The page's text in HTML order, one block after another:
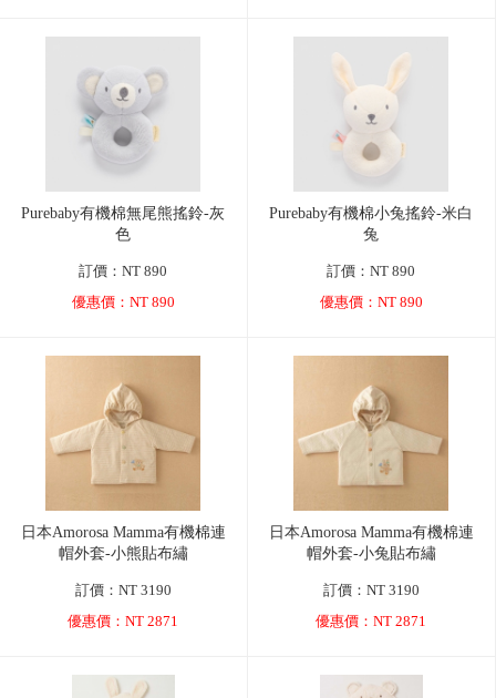
Purebaby有機棉無尾熊搖鈴-灰
色
訂價：NT 890
優惠價：NT 890
Purebaby有機棉小兔搖鈴-米白
兔
訂價：NT 890
優惠價：NT 890
日本Amorosa Mamma有機棉連
帽外套-小熊貼布繡
訂價：NT 3190
優惠價：NT 2871
日本Amorosa Mamma有機棉連
帽外套-小兔貼布繡
訂價：NT 3190
優惠價：NT 2871